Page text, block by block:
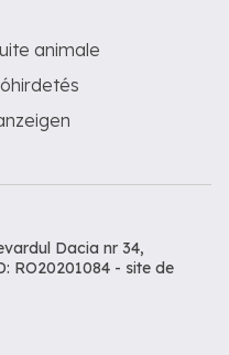
animale
Dacia nr 34,
RO20201084 - site de